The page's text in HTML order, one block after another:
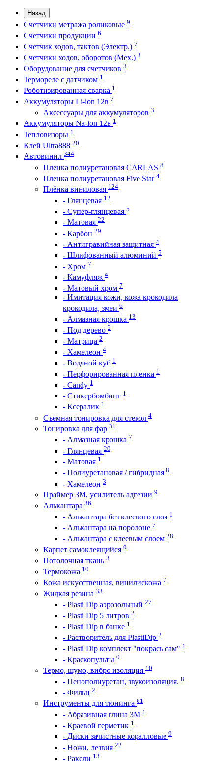
Назад
Счетчики метража роликовые 9
Счетчики продукции 6
Счетчик ходов, тактов (Электр.) 7
Счетчики ходов, оборотов (Мех.) 3
Оборудование для счетчиков 3
Термореле с датчиком 1
Роботизированная сварка 1
Аккумуляторы Li-ion 12в 7
Аксессуары для аккумуляторов 3
Аккумуляторы Na-ion 12в 1
Тепловизоры 1
Клей Ultra888 20
Автовинил 344
Пленка полиуретановая CARLAS 8
Пленка полиуретановая Five Star 4
Плёнка виниловая 124
- Глянцевая 12
- Супер-глянцевая 5
- Матовая 22
- Карбон 29
- Антигравийная защитная 4
- Шлифованный алюминий 5
- Хром 7
- Камуфляж 4
- Матовый хром 7
- Имитация кожи, кожа крокодила
крокодила, змеи 6
- Алмазная крошка 13
- Под дерево 2
- Матрица 2
- Хамелеон 4
- Водяной куб 1
- Перфорированная пленка 1
- Candy 1
- Стикербомбинг 1
- Ксералик 1
Съемная тонировка для стекол 4
Тонировка для фар 31
- Алмазная крошка 7
- Глянцевая 20
- Матовая 1
- Полиуретановая / гибридная 8
- Хамелеон 3
Праймер 3М, усилитель адгезии 9
Алькантара 36
- Алькантара без клеевого слоя 1
- Алькантара на поролоне 7
- Алькантара с клеевым слоем 28
Карпет самоклеящийся 9
Потолочная ткань 3
Термокожа 10
Кожа искусственная, винилискожа 7
Жидкая резина 33
- Plasti Dip аэрозольный 27
- Plasti Dip 5 литров 2
- Plasti Dip в банке 1
- Растворитель для PlastiDip 2
- Plasti Dip комплект "покрась сам" 1
- Краскопульты 0
Термо, шумо, вибро изоляция 10
- Пенополиуретан, звукоизоляция. 8
- Фильц 2
Инструменты для тюнинга 61
- Абразивная глина 3М 1
- Краевой герметик 1
- Диски зачистные коралловые 9
- Ножи, лезвия 22
- Ракели 13